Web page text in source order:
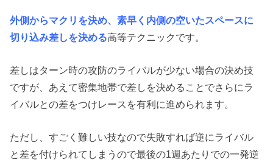
外側からマクリを決め、素早く内側の空いたスペースに
切り込み差しを決める高等テクニックです。
差しはターン時の攻防のライバルが少ない場合の決め技
ですが、あえて密集地帯で差しを決めることでさらにラ
イバルとの差をつけレースを有利に進められます。
ただし、すごく難しい技なので失敗すれば逆にライバル
と差を付けられてしまうので最後の1週あたりでの一発逆